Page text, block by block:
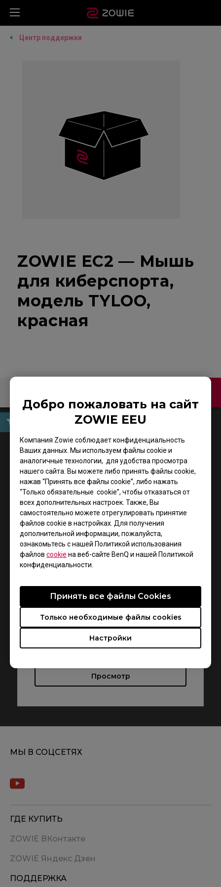
Добро пожаловать на сайт
ZOWIE EEU
Компания Zowie соблюдает конфиденциальность
Ваших данных. Мы используем файлы cookie и
аналогичные технологии, для удобства просмотра
нашего сайта. Вы можете либо принять файлы cookie,
нажав “Принять все файлы cookie”, либо нажать
“Только обязательные cookie”, чтобы отказаться от
всех дополнительных настроек. Также, Вы
самостоятельно можете отрегулировать принятие
файлов cookie в настройках. Для получения
дополнительной информации, пожалуйста,
ознакомьтесь с нашей Политикой использования
файлов cookie на веб-сайте BenQ и нашей Политикой
конфиденциальности.
Настройки
Только необходимые файлы cookies
Принять все файлы Сookies
Центр поддержки
ZOWIE EC2 — Мышь
для киберспорта,
модель TYLOO,
красная
Руководство пользователя
Поддержка - Загрузки - Руководство
пользователя
EC2 TYLOO
Руководство пользователя
Размер : 1012.43 KB
Дата : 2022/07/12
Язык : Multi-Language
Просмотр
МЫ В СОЦСЕТЯХ
ГДЕ КУПИТЬ
ZOWIE ВКонтакте
ZOWIE Яндекс Дзен
ПОДДЕРЖКА